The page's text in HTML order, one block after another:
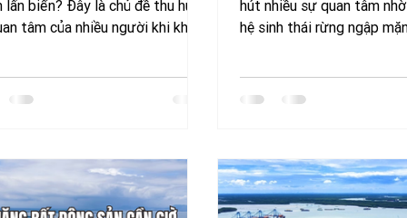
lấn biển? Đây là chủ đề thu hút
tâm của nhiều người khi khu
và hạ tầng trọng điểm. Bài viết
triển của Cần Giờ trong thời
Cần Giờ sẽ thay đổi như thế
dự án lấn biển? 1. Mở rộng
hút nhiều sự quan tâm nhờ
hệ sinh thái rừng ngập
đến cuối tuần quen thuộc,
Hãy cùng Mangrove khám
yếu tố góp phần thúc đẩy
du lịch Cần Giờ trong bài